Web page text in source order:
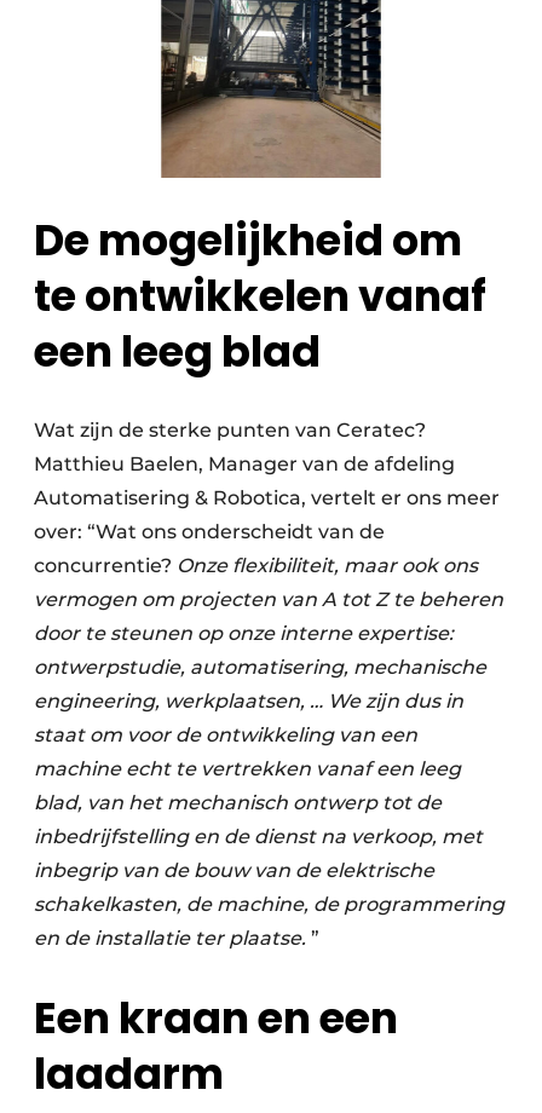
De mogelijkheid om
te ontwikkelen vanaf
een leeg blad
Wat zijn de sterke punten van Ceratec?
Matthieu Baelen, Manager van de afdeling
Automatisering & Robotica, vertelt er ons meer
over: “Wat ons onderscheidt van de
concurrentie? Onze flexibiliteit, maar ook ons
vermogen om projecten van A tot Z te beheren
door te steunen op onze interne expertise:
ontwerpstudie, automatisering, mechanische
engineering, werkplaatsen, … We zijn dus in
staat om voor de ontwikkeling van een
machine echt te vertrekken vanaf een leeg
blad, van het mechanisch ontwerp tot de
inbedrijfstelling en de dienst na verkoop, met
inbegrip van de bouw van de elektrische
schakelkasten, de machine, de programmering
en de installatie ter plaatse. ”
Een kraan en een
laadarm